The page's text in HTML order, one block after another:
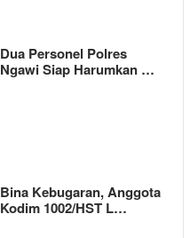
Dua Personel Polres
Ngawi Siap Harumkan …
Bina Kebugaran, Anggota
Kodim 1002/HST L…